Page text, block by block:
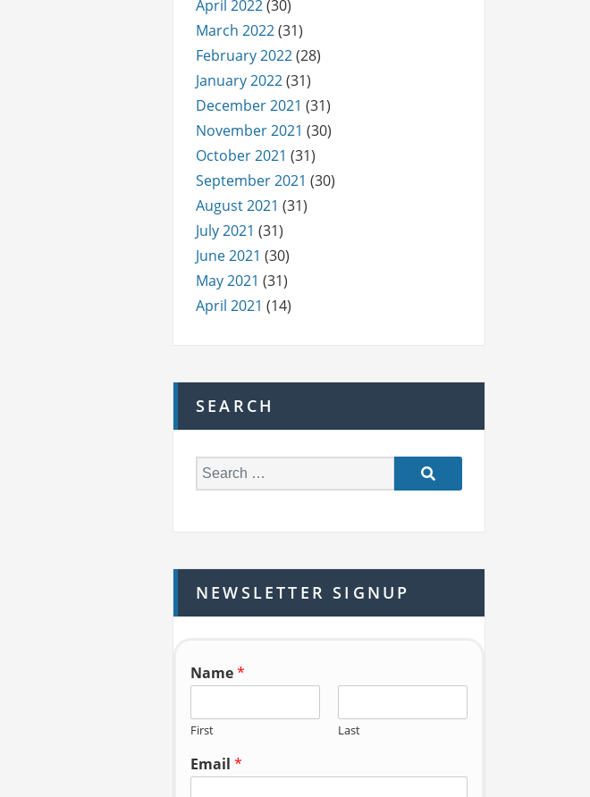
April 2022(30)
March 2022(31)
February 2022(28)
January 2022(31)
December 2021 (31)
November 2021 (30)
October 2021 (31)
September 2021 (30)
August 2021 (31)
July 2021 (31)
June 2021 (30)
May 2021 (31)
April 2021 (14)
SEARCH
e
h
f
o
NEWSLETTER SIGNUP
Name*
First Last
Email *